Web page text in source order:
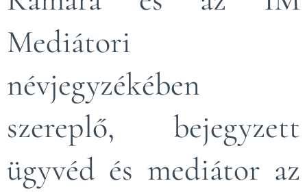
Mediátori
névjegyzékében
szereplő, bejegyzett
ügyvéd és mediátor az